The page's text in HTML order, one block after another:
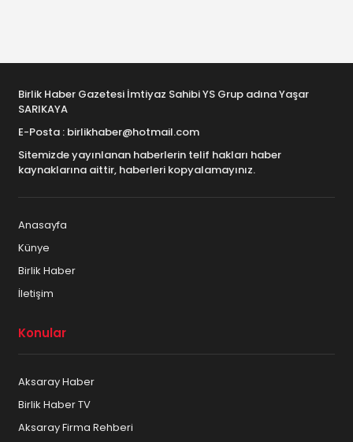
Birlik Haber Gazetesi İmtiyaz Sahibi YS Grup adına Yaşar
SARIKAYA
E-Posta : birlikhaber@hotmail.com
Sitemizde yayınlanan haberlerin telif hakları haber
kaynaklarına aittir, haberleri kopyalamayınız.
Anasayfa
Künye
Birlik Haber
İletişim
Konular
Aksaray Haber
Birlik Haber TV
Aksaray Firma Rehberi